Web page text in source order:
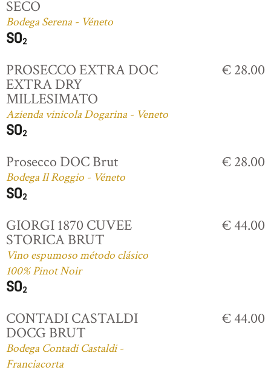
SECO
Bodega Serena - Véneto
PROSECCO EXTRA DOC
EXTRA DRY
MILLESIMATO
Azienda vinicola Dogarina - Veneto
€ 28.00
Prosecco DOC Brut
Bodega Il Roggio - Véneto
€ 28.00
GIORGI 1870 CUVEE
STORICA BRUT
Vino espumoso método clásico
100% Pinot Noir
€ 44.00
CONTADI CASTALDI
DOCG BRUT
Bodega Contadi Castaldi -
Franciacorta
€ 44.00